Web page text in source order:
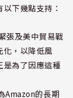
下幾點支持：
張及美中貿易戰
化，以降低風
是為了因應這種
Amazon的長期